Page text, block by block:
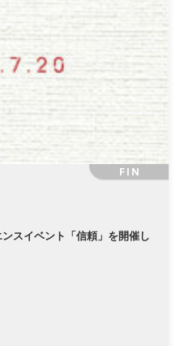
FIN
スイベント「信頼」を開催し